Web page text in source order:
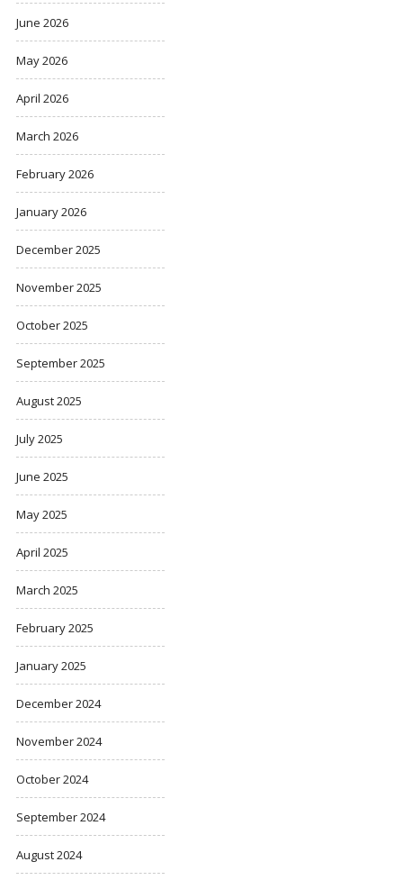
June 2026
May 2026
April 2026
March 2026
February 2026
January 2026
December 2025
November 2025
October 2025
September 2025
August 2025
July 2025
June 2025
May 2025
April 2025
March 2025
February 2025
January 2025
December 2024
November 2024
October 2024
September 2024
August 2024